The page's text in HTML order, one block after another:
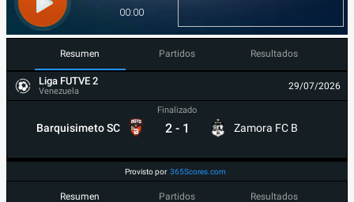
Resumen Partidos Resultados
Liga FUTVE 2
Venezuela 29/07/2026
Barquisimeto SC
Finalizado
2 - 1 Zamora FC B
Provisto por 365Scores.com
Resumen Partidos Resultados